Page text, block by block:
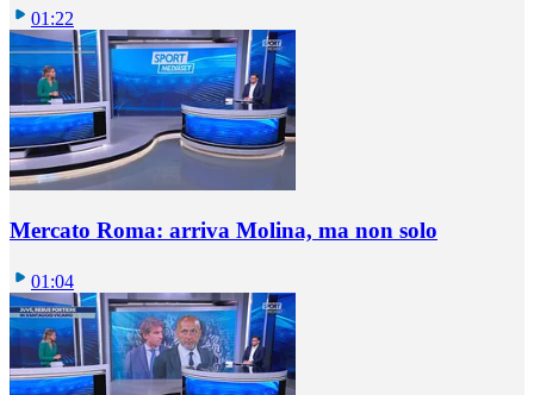
01:22
Mercato Roma: arriva Molina, ma non solo
01:04